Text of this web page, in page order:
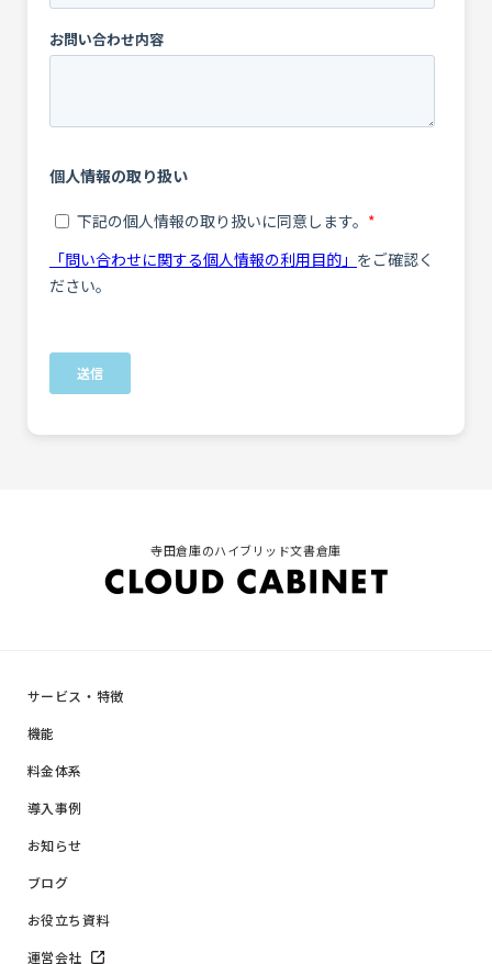
寺田倉庫のハイブリッド文書倉庫
サービス・特徴
機能
料金体系
導入事例
お知らせ
ブログ
お役立ち資料
運営会社